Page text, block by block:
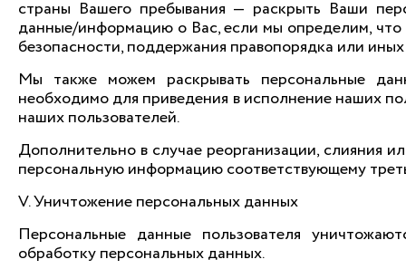
страны Вашего пребывания — раскрыть Ваши
данные/информацию о Вас, если мы определим, что
безопасности, поддержания правопорядка или
Мы также можем раскрывать персональные
необходимо для приведения в исполнение наших
наших пользователей.
Дополнительно в случае реорганизации,
персональную информацию соответствующему
V. Уничтожение персональных данных
Персональные данные пользователя
обработку персональных данных.